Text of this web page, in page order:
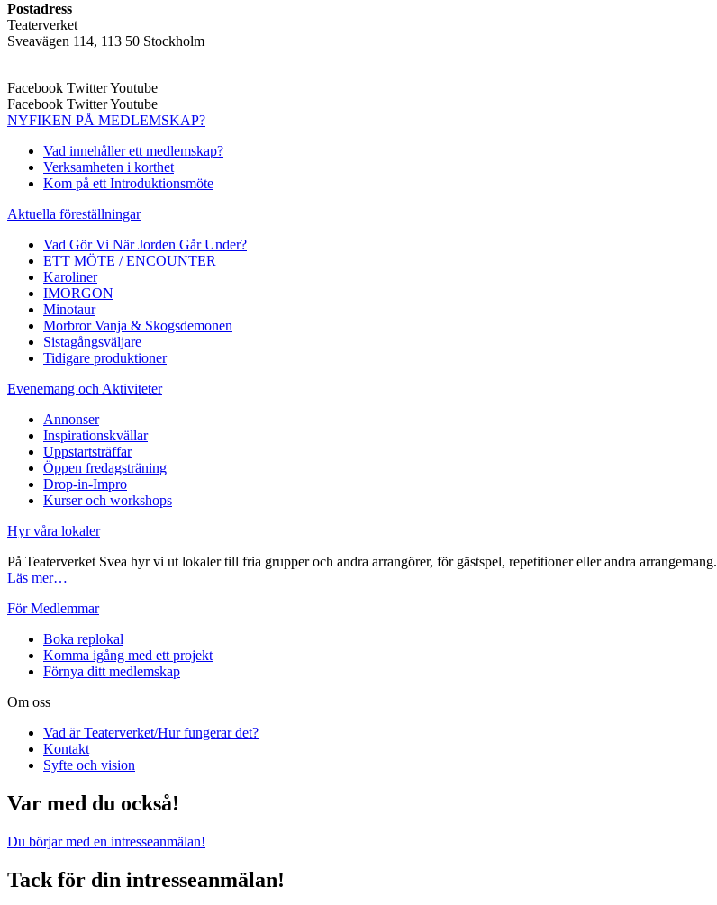
Postadress
Teaterverket
Sveavägen 114, 113 50 Stockholm
Facebook TwitterYoutube
Facebook TwitterYoutube
NYFIKEN PÅ MEDLEMSKAP?
Vad innehåller ett medlemskap?
Verksamheten i korthet
Kom på ett Introduktionsmöte
Aktuella föreställningar
Vad Gör Vi När Jorden Går Under?
ETT MÖTE / ENCOUNTER
Karoliner
IMORGON
Minotaur
Morbror Vanja & Skogsdemonen
Sistagångsväljare
Tidigare produktioner
Evenemang och Aktiviteter
Annonser
Inspirationskvällar
Uppstartsträffar
Öppen fredagsträning
Drop-in-Impro
Kurser och workshops
Hyr våra lokaler
På Teaterverket Svea hyr vi ut lokaler till fria grupper och andra arrangörer, för gästspel, repetitioner eller andra arrangemang.
Läs mer…
För Medlemmar
Boka replokal
Komma igång med ett projekt
Förnya ditt medlemskap
Om oss
Vad är Teaterverket/Hur fungerar det?
Kontakt
Syfte och vision
Var med du också!
Du börjar med en intresseanmälan!
Tack för din intresseanmälan!